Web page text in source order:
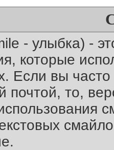
- улыбка) -
которые
Если вы часто
почтой, то,